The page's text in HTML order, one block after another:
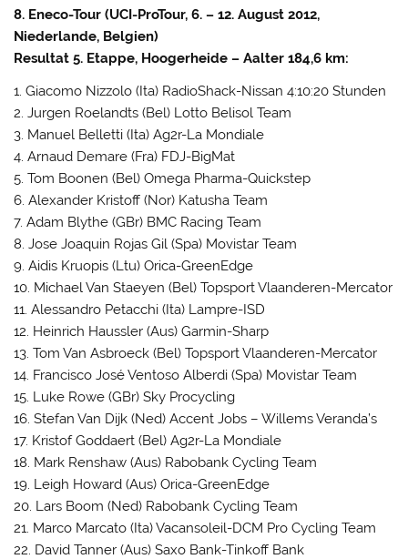
8. Eneco-Tour (UCI-ProTour, 6. – 12. August 2012,
Niederlande, Belgien)
Resultat 5. Etappe, Hoogerheide – Aalter 184,6 km:
1. Giacomo Nizzolo (Ita) RadioShack-Nissan 4:10:20 Stunden
2. Jurgen Roelandts (Bel) Lotto Belisol Team
3. Manuel Belletti (Ita) Ag2r-La Mondiale
4. Arnaud Demare (Fra) FDJ-BigMat
5. Tom Boonen (Bel) Omega Pharma-Quickstep
6. Alexander Kristoff (Nor) Katusha Team
7. Adam Blythe (GBr) BMC Racing Team
8. Jose Joaquin Rojas Gil (Spa) Movistar Team
9. Aidis Kruopis (Ltu) Orica-GreenEdge
10. Michael Van Staeyen (Bel) Topsport Vlaanderen-Mercator
11. Alessandro Petacchi (Ita) Lampre-ISD
12. Heinrich Haussler (Aus) Garmin-Sharp
13. Tom Van Asbroeck (Bel) Topsport Vlaanderen-Mercator
14. Francisco José Ventoso Alberdi (Spa) Movistar Team
15. Luke Rowe (GBr) Sky Procycling
16. Stefan Van Dijk (Ned) Accent Jobs – Willems Veranda’s
17. Kristof Goddaert (Bel) Ag2r-La Mondiale
18. Mark Renshaw (Aus) Rabobank Cycling Team
19. Leigh Howard (Aus) Orica-GreenEdge
20. Lars Boom (Ned) Rabobank Cycling Team
21. Marco Marcato (Ita) Vacansoleil-DCM Pro Cycling Team
22. David Tanner (Aus) Saxo Bank-Tinkoff Bank